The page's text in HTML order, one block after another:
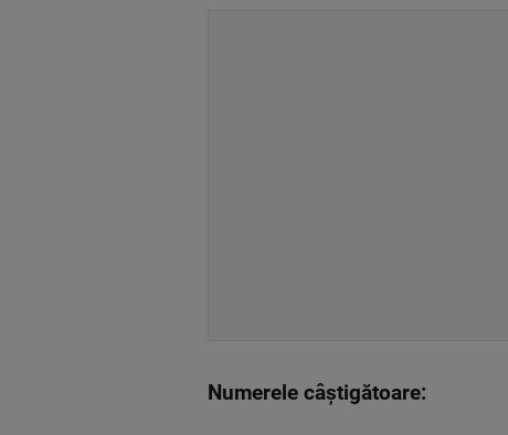
Numerele câștigătoare: